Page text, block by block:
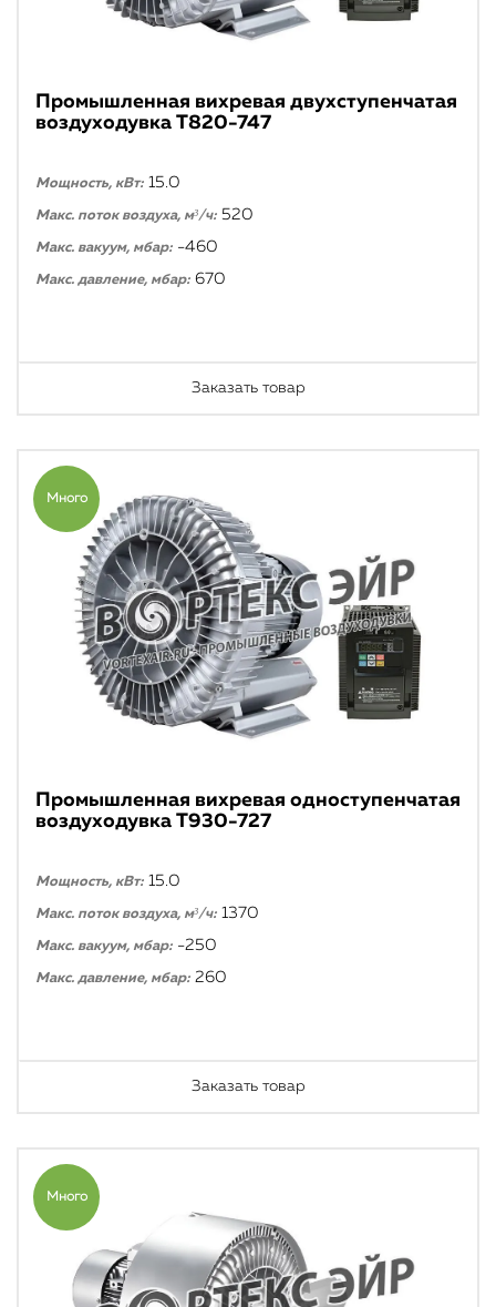
Промышленная вихревая двухступенчатая
воздуходувка T820-747
Мощность, кВт: 15.0
Макс. поток воздуха, м³/ч: 520
Макс. вакуум, мбар: -460
Макс. давление, мбар: 670
Заказать товар
Много
Промышленная вихревая одноступенчатая
воздуходувка T930-727
Мощность, кВт: 15.0
Макс. поток воздуха, м³/ч: 1370
Макс. вакуум, мбар: -250
Макс. давление, мбар: 260
Заказать товар
Много